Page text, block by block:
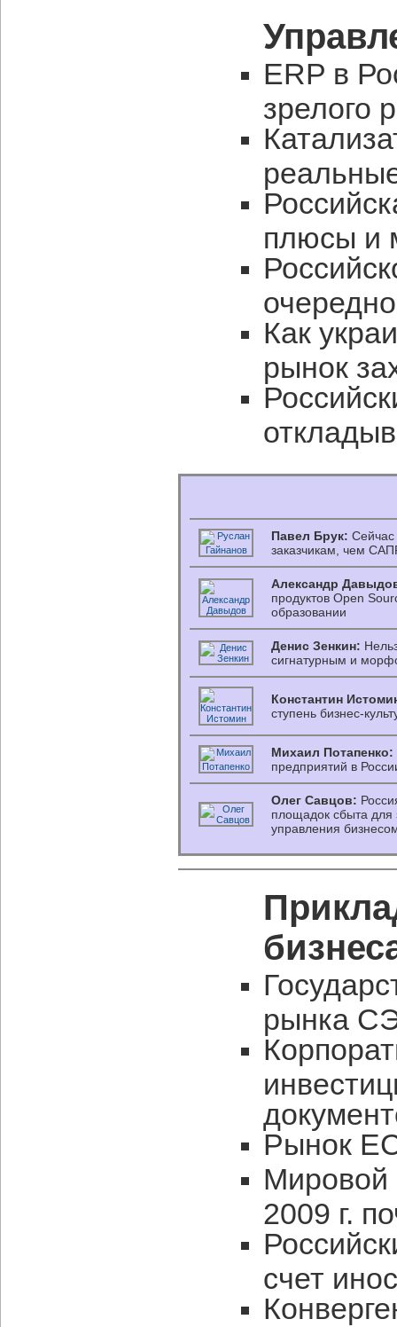
ERP в
зрелого
плюсы и
Как
рынок
Павел Брук: Сейчас
заказчикам, чем
Александр
продуктов Open
образовании
Денис Зенкин:
сигнатурным и
Константин
ступень бизнес-
Михаил Потапенко:
предприятий в
Олег Савцов:
площадок сбыта для
управления
рынка
Рынок
Мировой
2009 г.
счет